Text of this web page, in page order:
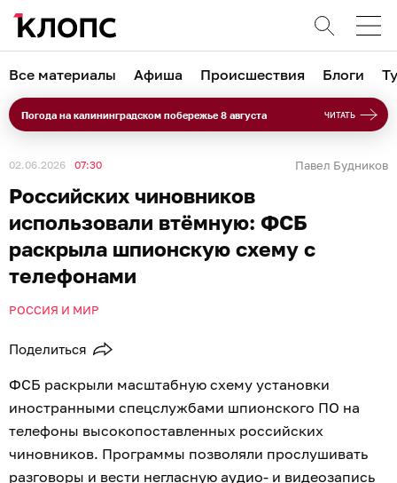
Все материалы Афиша Происшествия Блоги
Погода на калининградском побережье 8 августа ЧИТАТЬ
02.06.2026 07:30 Павел Будников
Российских чиновников
использовали втёмную: ФСБ
раскрыла шпионскую схему с
телефонами
РОССИЯ И МИР
Поделиться
ФСБ раскрыли масштабную схему установки
иностранными спецслужбами шпионского ПО на
телефоны высокопоставленных российских
чиновников. Программы позволяли прослушивать
разговоры и вести негласную аудио- и видеозапись